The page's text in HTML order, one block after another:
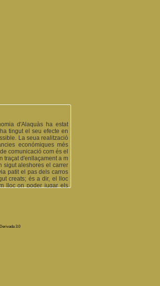
d'Alaquàs ha estat
tingut el seu efecte en
La seua realització
económiques més
comunicació com és el
traçat d'enllaçament a m
sigut aleshores el carrer
patit el pas dels carros
creats; és a dir, el lloc
lloc on poder jugar els
de rajolars que
de tota la resta de
pel transport dels
3.0